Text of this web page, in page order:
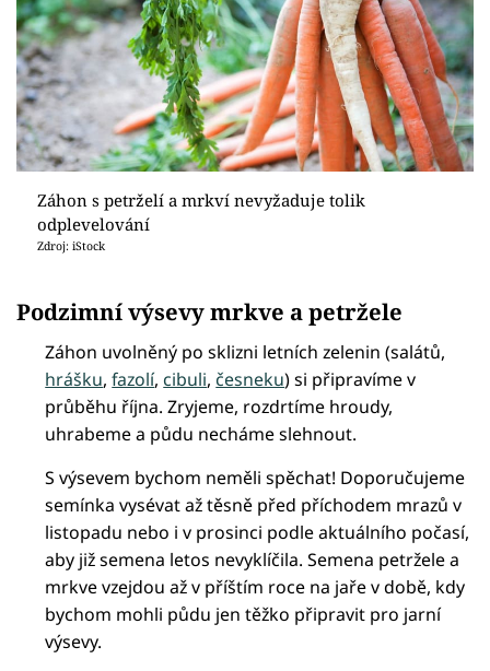
Záhon s petrželí a mrkví nevyžaduje tolik
odplevelování
Zdroj: iStock
Podzimní výsevy mrkve a petržele
Záhon uvolněný po sklizni letních zelenin (salátů,
hrášku,fazolí, cibuli, česneku) si připravíme v
průběhu října. Zryjeme, rozdrtíme hroudy,
uhrabeme a půdu necháme slehnout.
S výsevem bychom neměli spěchat! Doporučujeme
semínka vysévat až těsně před příchodem mrazů v
listopadu nebo i v prosinci podle aktuálního počasí,
aby již semena letos nevyklíčila. Semena petržele a
mrkve vzejdou až v příštím roce na jaře v době, kdy
bychom mohli půdu jen těžko připravit pro jarní
výsevy.